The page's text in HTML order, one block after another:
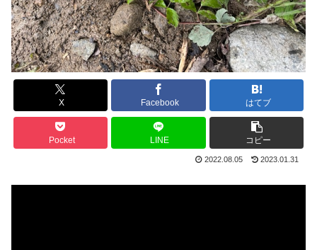
X Facebook はてブ
Pocket LINE コピー
2022.08.05 2023.01.31